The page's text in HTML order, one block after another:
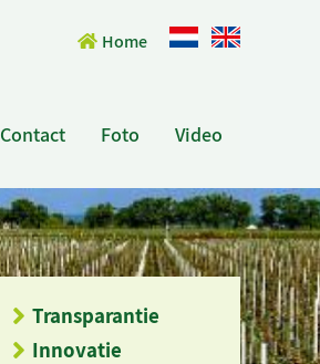
Home
Contact Foto Video
Transparantie
Innovatie